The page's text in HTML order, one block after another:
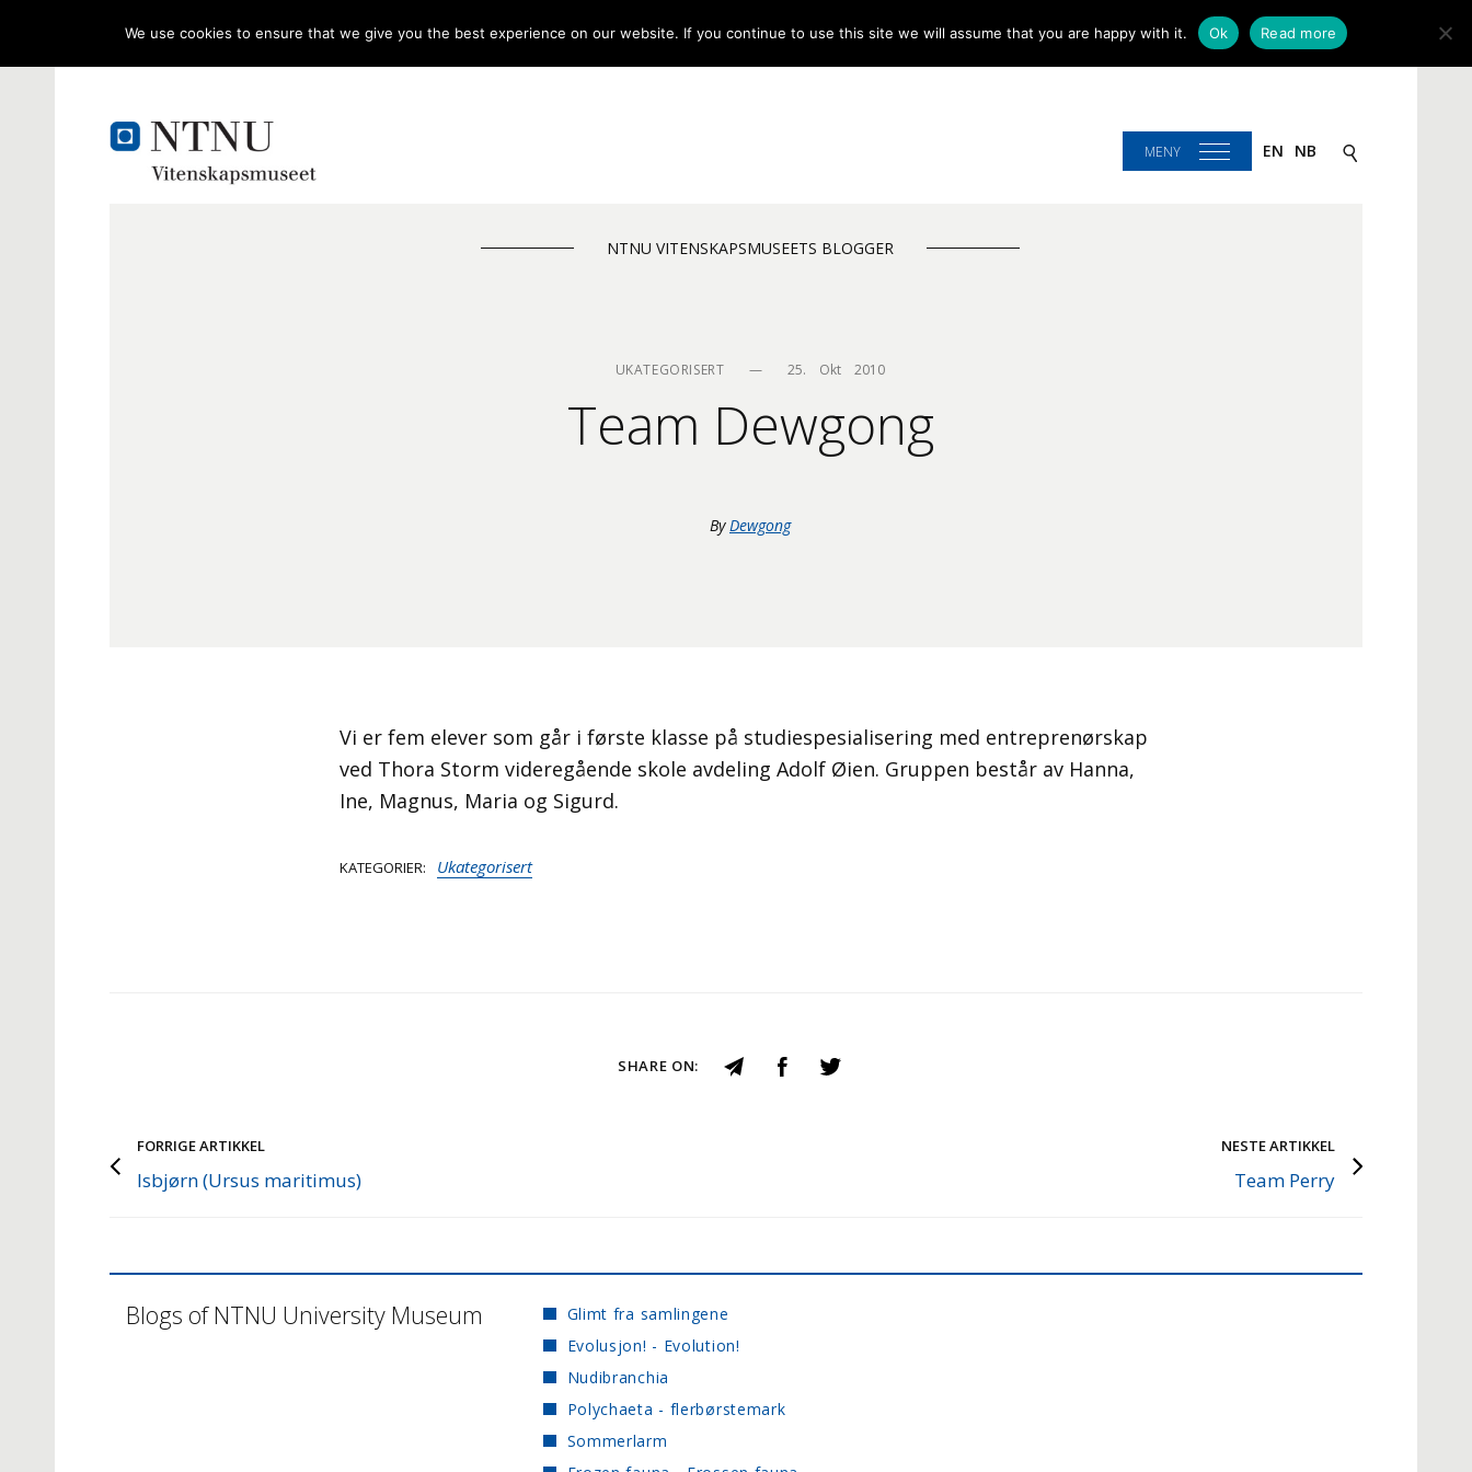
MENY EN NB
NTNU VITENSKAPSMUSEETS BLOGGER
UKATEGORISERT — 25.    Okt    2010
Team Dewgong
By Dewgong
Vi er fem elever som går i første klasse på studiespesialisering med entreprenørskap
ved Thora Storm videregående skole avdeling Adolf Øien. Gruppen består av Hanna,
Ine, Magnus, Maria og Sigurd.
KATEGORIER Ukategorisert
SHARE ON:
FORRIGE ARTIKKEL
Isbjørn (Ursus maritimus)
NESTE ARTIKKEL
Team Perry
Blogs of NTNU University Museum
Glimt fra samlingene
Evolusjon! - Evolution!
Nudibranchia
Polychaeta - flerbørstemark
Sommerlarm
We use cookies to ensure that we give you the best experience on our website. If you continue to use this site we will assume that you are happy with it. Ok Read more